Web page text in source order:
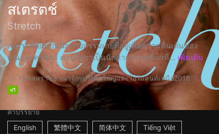
สเตรตช์
Stretch
เซบาสเตียนเป็นนักกายกรรมเกย์ที่อยู่เพื่อความตื่นเต้นของ
คณะละครสัตว์ ตอนนี้เขาเป็นนักกายกรรมที่แก่ที่... เพิ่มเติม
12mสหราชอาณาจักรบริเตนใหญ่และไอร์แลนด์เหนือ2018
ฟรี
คำบรรยาย
English
繁體中文 简体中文 Tiếng Việt